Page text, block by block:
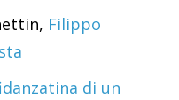
Filippo
di un